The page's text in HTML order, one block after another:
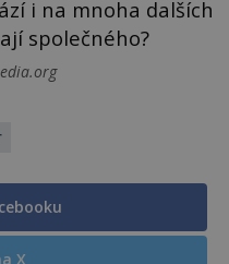
i na mnoha dalších
společného?
X